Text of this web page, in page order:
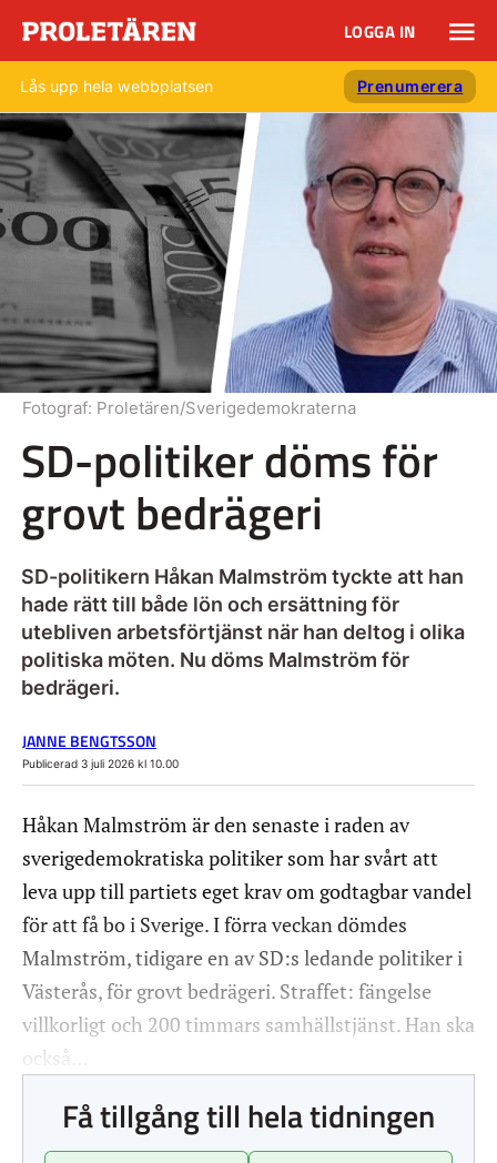
LOGGA IN
Lås upp hela webbplatsen Prenumerera
SD-politiker döms för
grovt bedrägeri
SD-politikern Håkan Malmström tyckte att han
hade rätt till både lön och ersättning för
utebliven arbetsförtjänst när han deltog i olika
politiska möten. Nu döms Malmström för
bedrägeri.
Fotograf: Proletären/Sverigedemokraterna
JANNE BENGTSSON
Publicerad 3 juli 2026 kl 10.00
Håkan Malmström är den senaste i raden av
sverigedemokratiska politiker som har svårt att
leva upp till partiets eget krav om godtagbar vandel
för att få bo i Sverige. I förra veckan dömdes
Malmström, tidigare en av SD:s ledande politiker i
Västerås, för grovt bedrägeri. Straffet: fängelse
villkorligt och 200 timmars samhällstjänst. Han ska
också…
Få tillgång till hela tidningen